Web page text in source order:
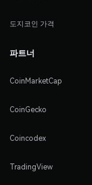
도지코인 가격
파트너
CoinMarketCap
CoinGecko
Coincodex
TradingView